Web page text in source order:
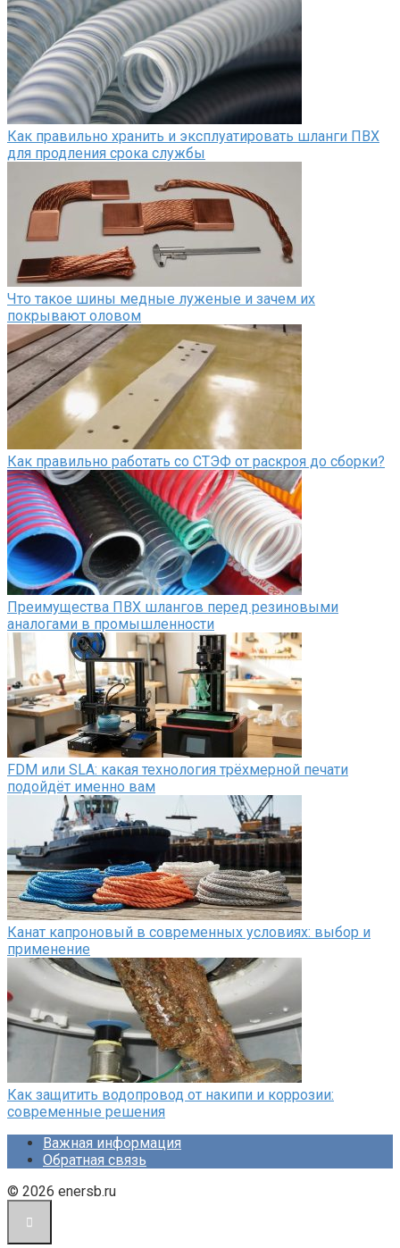
Как правильно хранить и эксплуатировать шланги ПВХ
для продления срока службы
Что такое шины медные луженые и зачем их
покрывают оловом
Как правильно работать со СТЭФ от раскроя до сборки?
Преимущества ПВХ шлангов перед резиновыми
аналогами в промышленности
FDM или SLA: какая технология трёхмерной печати
подойдёт именно вам
Канат капроновый в современных условиях: выбор и
применение
Как защитить водопровод от накипи и коррозии:
современные решения
Важная информация
Обратная связь
© 2026 enersb.ru